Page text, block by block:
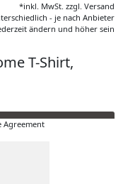
*inkl. MwSt. zzgl. Versand
- je nach Anbieter
ändern und höher sein
T-Shirt,
Agreement